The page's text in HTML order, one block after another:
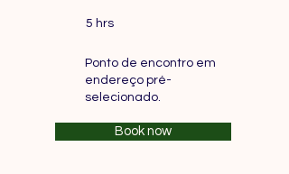
5 hrs
Ponto de encontro em
endereço pré-
selecionado.
Book now